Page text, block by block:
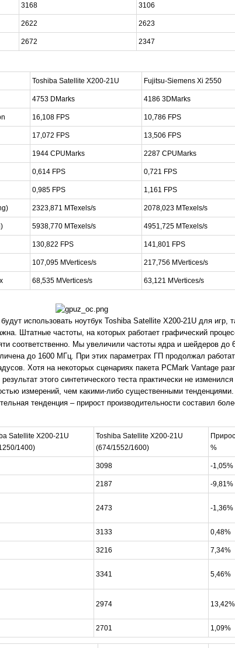
3168 3106
2622 2623
2672 2347
Toshiba Satellite X200-21U Fujitsu-Siemens Xi 2550
4753 DMarks 4186 3DMarks
16,108 FPS 10,786 FPS
17,072 FPS 13,506 FPS
1944 CPUMarks 2287 CPUMarks
0,614 FPS 0,721 FPS
0,985 FPS 1,161 FPS
2323,871 MTexels/s 2078,023 MTexels/s
5938,770 MTexels/s 4951,725 MTexels/s
130,822 FPS 141,801 FPS
107,095 MVertices/s 217,756 MVertices/s
68,535 MVertices/s 63,121 MVertices/s
использовать ноутбук Toshiba Satellite X200-21U для игр,
Штатные частоты, на которых работает графический
соответственно. Мы увеличили частоты ядра и шейдеров до
до 1600 МГц. При этих параметрах ГП продолжал
Хотя на некоторых сценариях пакета PCMark Vantage
этого синтетического теста практически не
измерений, чем какими-либо существенными тенденциями.
тенденция – прирост производительности составил
Satellite X200-21U
1400)
Toshiba Satellite X200-21U
(674/1552/1600)
%
3098 -1,05%
2187 -9,81%
2473 -1,36%
3133 0,48%
3216 7,34%
3341 5,46%
2974 13,42%
2701 1,09%